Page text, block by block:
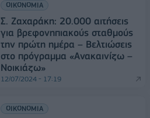
ΟΙΚΟΝΟΜΙΑ
Σ. Ζαχαράκη: 20.000 αιτήσεις
για βρεφονηπιακούς σταθμούς
την πρώτη ημέρα – Βελτιώσεις
στο πρόγραμμα «Ανακαινίζω –
Νοικιάζω»
12/07/2024 - 17:19
ΟΙΚΟΝΟΜΙΑ